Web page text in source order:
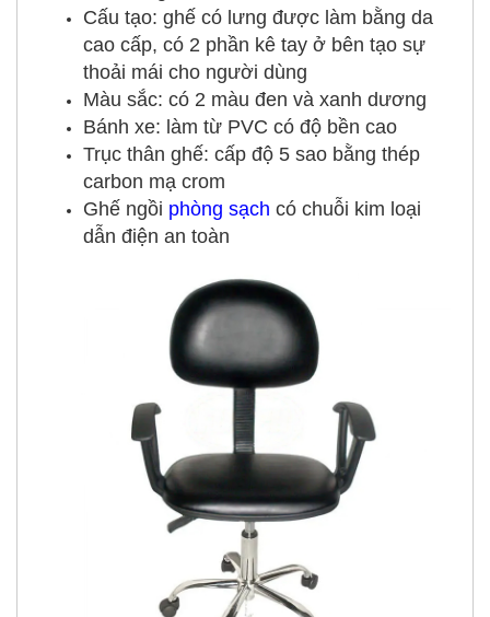
Cấu tạo: ghế có lưng được làm bằng da
cao cấp, có 2 phần kê tay ở bên tạo sự
thoải mái cho người dùng
Màu sắc: có 2 màu đen và xanh dương
Bánh xe: làm từ PVC có độ bền cao
Trục thân ghế: cấp độ 5 sao bằng thép
carbon mạ crom
Ghế ngồi phòng sạch có chuỗi kim loại
dẫn điện an toàn